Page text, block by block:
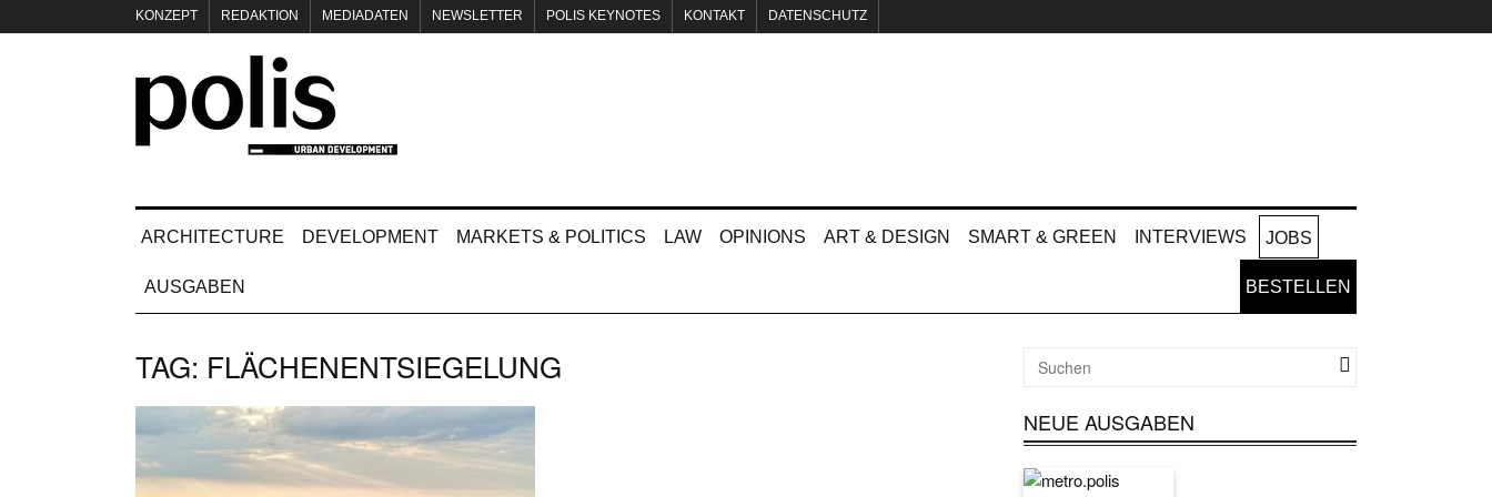
KONZEPT REDAKTION MEDIADATEN NEWSLETTER POLIS KEYNOTES KONTAKT DATENSCHUTZ
ARCHITECTURE DEVELOPMENT MARKETS & POLITICS LAW OPINIONS ART & DESIGN SMART & GREEN INTERVIEWS JOBS
AUSGABEN BESTELLEN
TAG: FLÄCHENENTSIEGELUNG
NEUE AUSGABEN